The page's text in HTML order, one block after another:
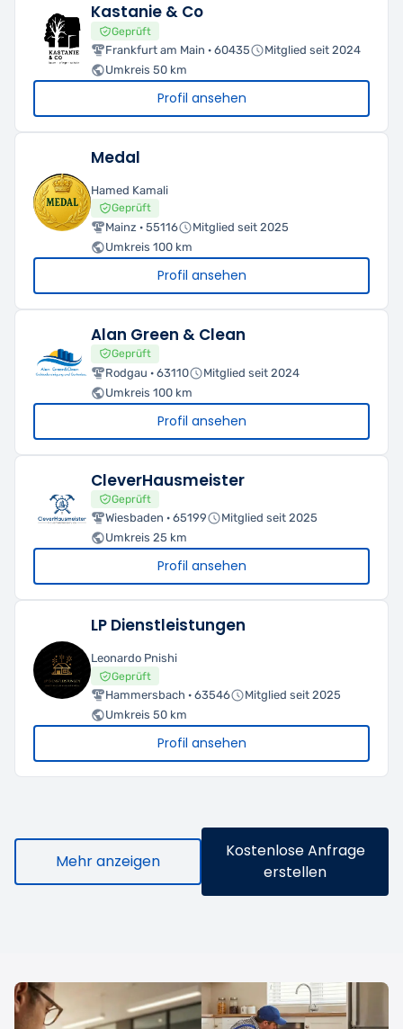
Kastanie & Co
Geprüft
Frankfurt am Main · 60435
Mitglied seit 2024
Umkreis 50 km
Profil ansehen
Medal
Hamed Kamali
Geprüft
Mainz · 55116
Mitglied seit 2025
Umkreis 100 km
Profil ansehen
Alan Green & Clean
Geprüft
Rodgau · 63110
Mitglied seit 2024
Umkreis 100 km
Profil ansehen
CleverHausmeister
Geprüft
Wiesbaden · 65199
Mitglied seit 2025
Umkreis 25 km
Profil ansehen
LP Dienstleistungen
Leonardo Pnishi
Geprüft
Hammersbach · 63546
Mitglied seit 2025
Umkreis 50 km
Profil ansehen
Mehr anzeigen
Kostenlose Anfrage
erstellen